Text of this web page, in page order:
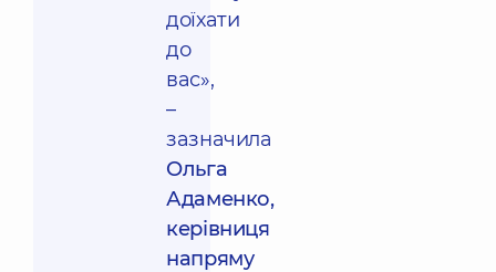
доїхати
до
вас»,
–
зазначила
Ольга
Адаменко,
керівниця
напряму